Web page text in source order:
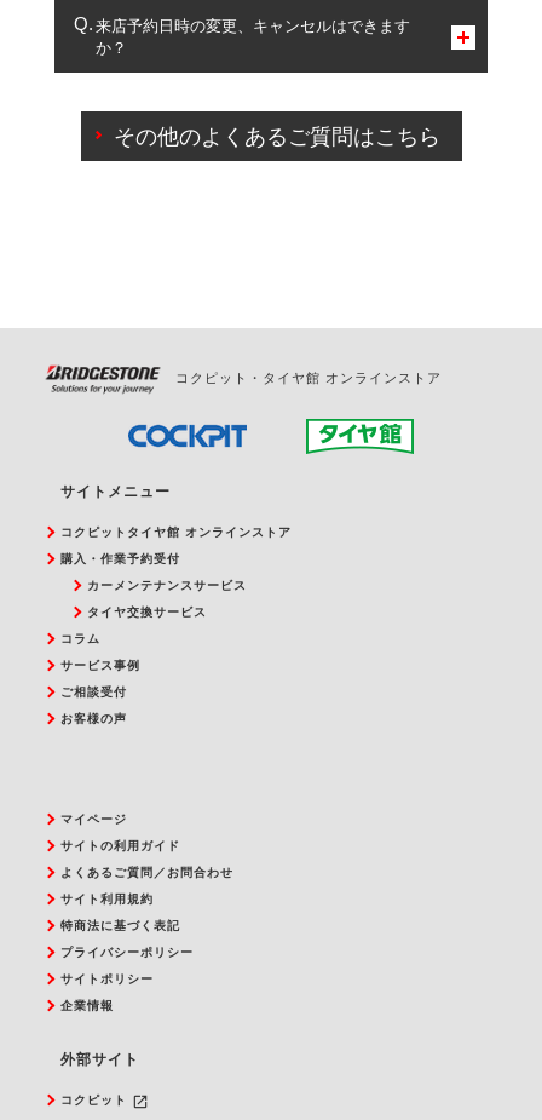
複数サービスのご予約は可能です。
一部の商品・サービスの組み合わせに限り、同時にご予約が
出来ないものもございます。
来店予約日時の変更、キャンセルはできます
か？
ご来店予約日の3営業日前を過ぎている場合のご予約
の日時変更につきましては、直接ご予約の店舗まで
その他のよくあるご質問はこちら
コクピット・タイヤ館 オンラインストア
サイトメニュー
コクピットタイヤ館 オンラインストア
購入・作業予約受付
カーメンテナンスサービス
タイヤ交換サービス
コラム
サービス事例
ご相談受付
お客様の声
マイページ
サイトの利用ガイド
よくあるご質問／お問合わせ
サイト利用規約
特商法に基づく表記
プライバシーポリシー
サイトポリシー
企業情報
外部サイト
コクピット
launch